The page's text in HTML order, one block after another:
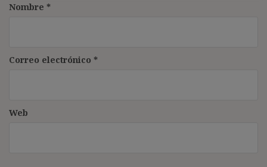
Nombre *
Correo electrónico *
Web